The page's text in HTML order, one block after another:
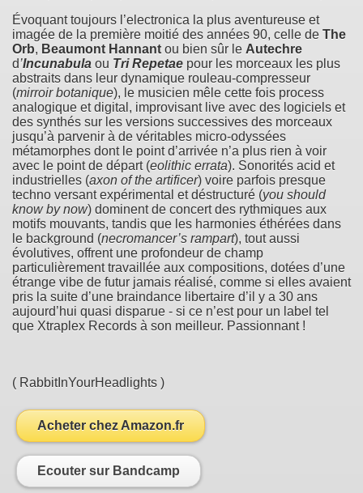
Évoquant toujours l’electronica la plus aventureuse et
imagée de la première moitié des années 90, celle de The
Orb, Beaumont Hannant ou bien sûr le Autechre
d’Incunabula ou Tri Repetae pour les morceaux les plus
abstraits dans leur dynamique rouleau-compresseur
(mirroir botanique), le musicien mêle cette fois process
analogique et digital, improvisant live avec des logiciels et
des synthés sur les versions successives des morceaux
jusqu’à parvenir à de véritables micro-odyssées
métamorphes dont le point d’arrivée n’a plus rien à voir
avec le point de départ (eolithic errata). Sonorités acid et
industrielles (axon of the artificer) voire parfois presque
techno versant expérimental et déstructuré (you should
know by now) dominent de concert des rythmiques aux
motifs mouvants, tandis que les harmonies éthérées dans
le background (necromancer’s rampart), tout aussi
évolutives, offrent une profondeur de champ
particulièrement travaillée aux compositions, dotées d’une
étrange vibe de futur jamais réalisé, comme si elles avaient
pris la suite d’une braindance libertaire d’il y a 30 ans
aujourd’hui quasi disparue - si ce n’est pour un label tel
que Xtraplex Records à son meilleur. Passionnant !
( RabbitInYourHeadlights )
Acheter chez Amazon.fr
Ecouter sur Bandcamp